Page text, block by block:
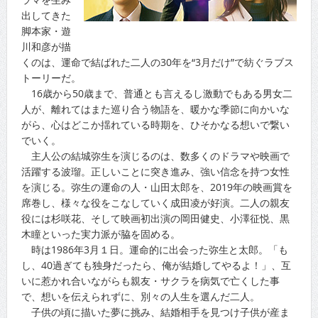
出してきた
脚本家・遊
川和彦が描
くのは、運命で結ばれた二人の30年を“3月だけ”で紡ぐラブス
トーリーだ。
16歳から50歳まで、普通とも言えるし激動でもある男女二
人が、離れてはまた巡り合う物語を、暖かな季節に向かいな
がら、心はどこか揺れている時期を、ひそかなる想いで繋い
でいく。
主人公の結城弥生を演じるのは、数多くのドラマや映画で
活躍する波瑠。正しいことに突き進み、強い信念を持つ女性
を演じる。弥生の運命の人・山田太郎を、2019年の映画賞を
席巻し、様々な役をこなしていく成田凌が好演。二人の親友
役には杉咲花、そして映画初出演の岡田健史、小澤征悦、黒
木瞳といった実力派が脇を固める。
時は1986年3月１日。運命的に出会った弥生と太郎。「も
し、40過ぎても独身だったら、俺が結婚してやるよ！」、互
いに惹かれ合いながらも親友・サクラを病気で亡くした事
で、想いを伝えられずに、別々の人生を選んだ二人。
子供の頃に描いた夢に挑み、結婚相手を見つけ子供が産ま